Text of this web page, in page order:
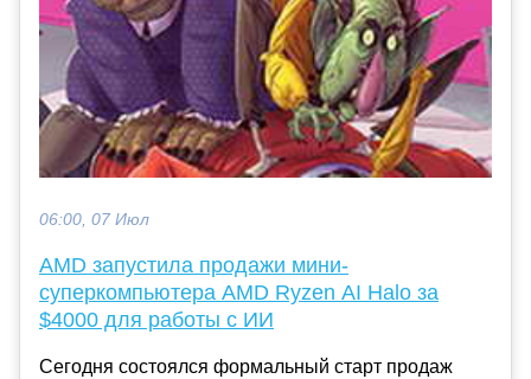
06:00, 07 Июл
AMD запустила продажи мини-
суперкомпьютера AMD Ryzen AI Halo за
$4000 для работы с ИИ
Сегодня состоялся формальный старт продаж